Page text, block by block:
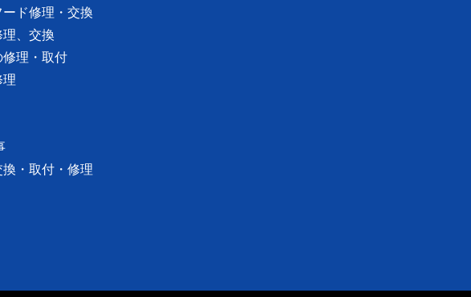
ド修理・交換
、交換
理・取付
・取付・修理